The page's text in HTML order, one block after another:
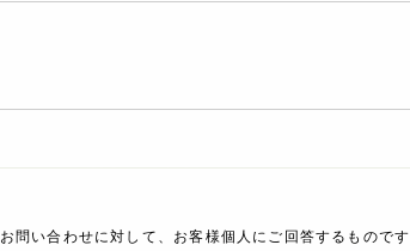
問い合わせに対して、お客様個人にご回答するもので